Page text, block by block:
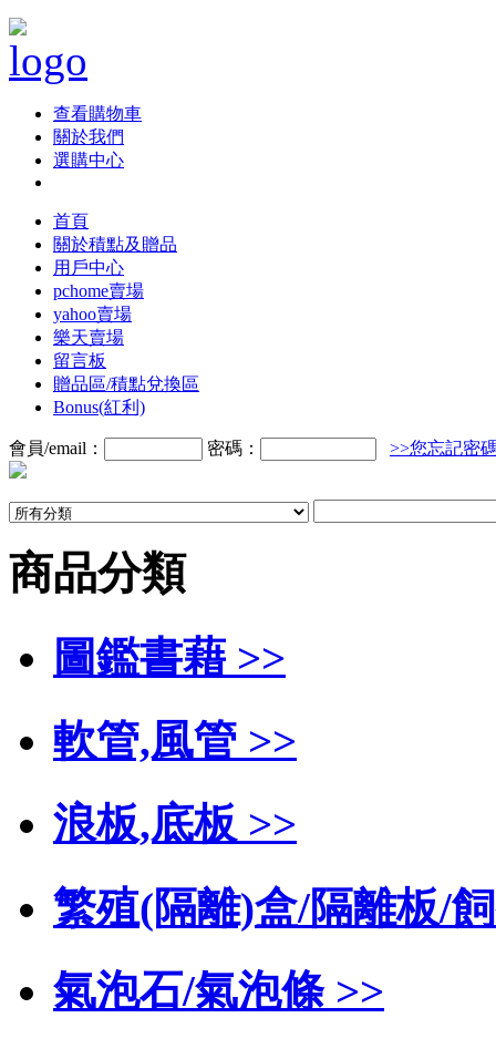
查看購物車
關於我們
選購中心
首頁
關於積點及贈品
用戶中心
pchome賣場
yahoo賣場
樂天賣場
留言板
贈品區/積點兌換區
Bonus(紅利)
會員/email： 密碼： >>您忘記密
商品分類
圖鑑書藉 >>
軟管,風管 >>
浪板,底板 >>
繁殖(隔離)盒/隔離板/
氣泡石/氣泡條 >>